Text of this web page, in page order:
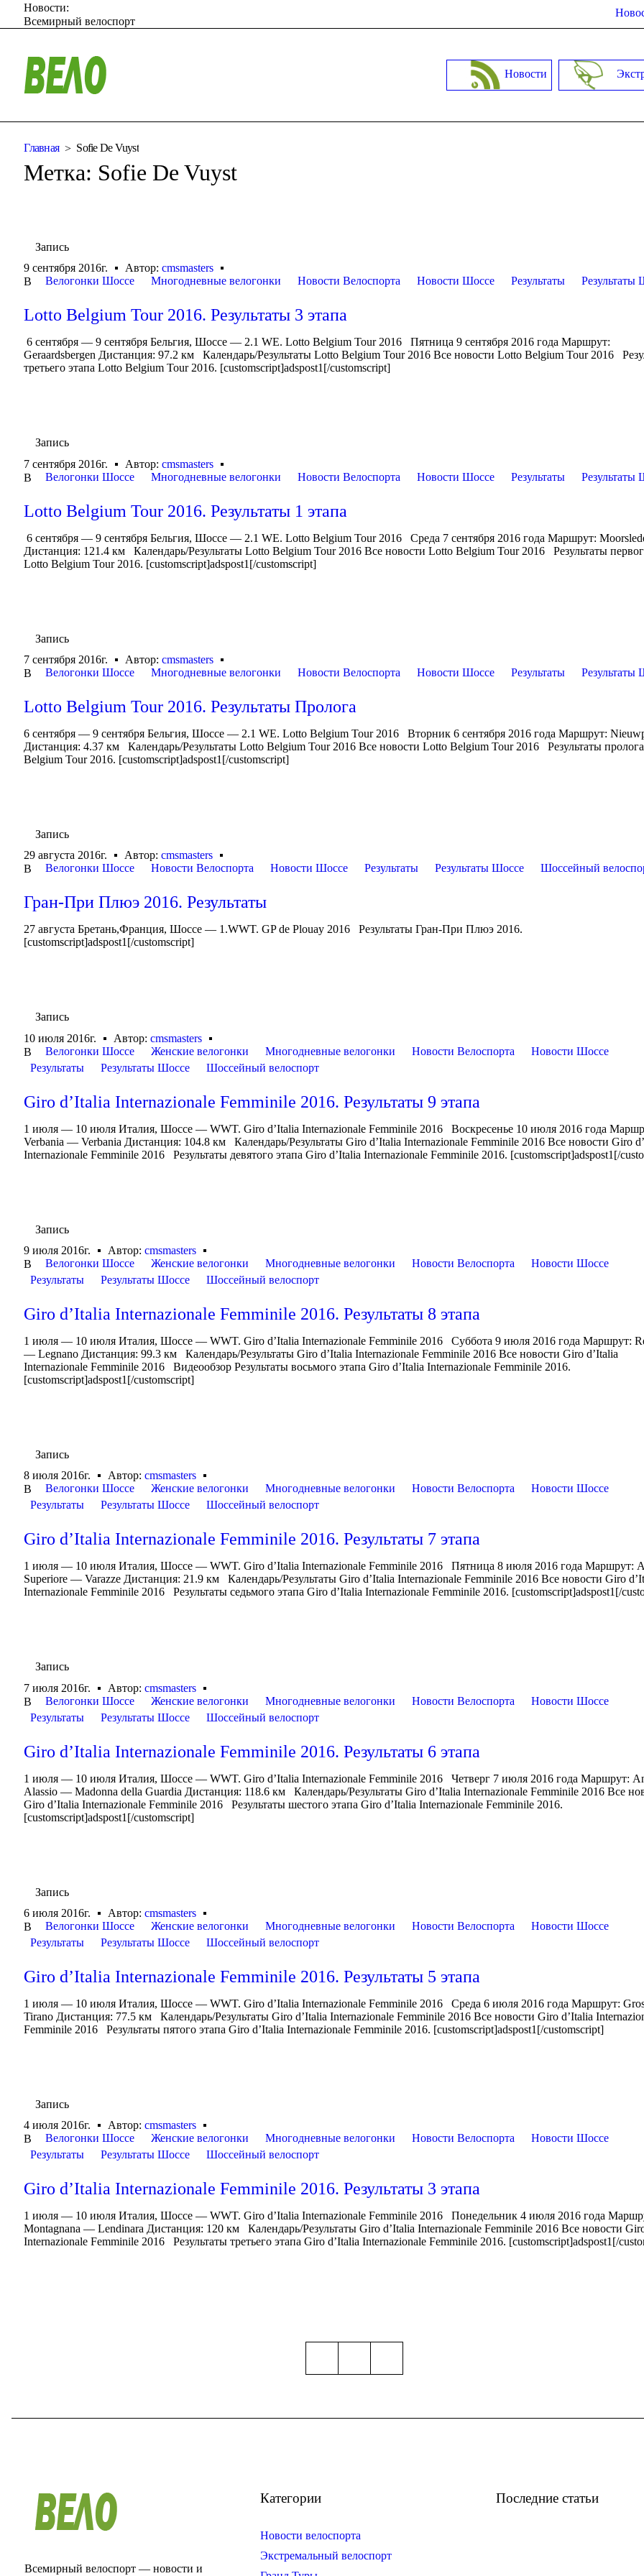
Новости:
Всемирный велоспорт
Новости
Главная Sofie De Vuyst
Метка: Sofie De Vuyst
Запись
9 сентября 2016г.
Автор:cmsmasters
В
Велогонки Шоссе Многодневные велогонки Новости Велоспорта Новости Шоссе Результаты Результаты
Lotto Belgium Tour 2016. Результаты 3 этапа
6 сентября — 9 сентября Бельгия, Шоссе — 2.1 WE. Lotto Belgium Tour 2016 Пятница 9 сентября 2016 года Маршрут:
Geraardsbergen Дистанция: 97.2 км Календарь/Результаты Lotto Belgium Tour 2016 Все новости Lotto Belgium Tour 2016
третьего этапа Lotto Belgium Tour 2016. [customscript]adspost1[/customscript]
Запись
7 сентября 2016г.
Автор:cmsmasters
В
Велогонки Шоссе Многодневные велогонки Новости Велоспорта Новости Шоссе Результаты Результаты
Lotto Belgium Tour 2016. Результаты 1 этапа
6 сентября — 9 сентября Бельгия, Шоссе — 2.1 WE. Lotto Belgium Tour 2016 Среда 7 сентября 2016 года Маршрут:
Дистанция: 121.4 км Календарь/Результаты Lotto Belgium Tour 2016 Все новости Lotto Belgium Tour 2016 Результаты
Lotto Belgium Tour 2016. [customscript]adspost1[/customscript]
Запись
7 сентября 2016г.
Автор:cmsmasters
В
Велогонки Шоссе Многодневные велогонки Новости Велоспорта Новости Шоссе Результаты Результаты
Lotto Belgium Tour 2016. Результаты Пролога
6 сентября — 9 сентября Бельгия, Шоссе — 2.1 WE. Lotto Belgium Tour 2016 Вторник 6 сентября 2016 года Маршрут:
Дистанция: 4.37 км Календарь/Результаты Lotto Belgium Tour 2016 Все новости Lotto Belgium Tour 2016 Результаты
Belgium Tour 2016. [customscript]adspost1[/customscript]
Запись
29 августа 2016г.
Автор:cmsmasters
В
Велогонки Шоссе Новости Велоспорта Новости Шоссе Результаты Результаты Шоссе Шоссейный
Гран-При Плюэ 2016. Результаты
27 августа Бретань,Франция, Шоссе — 1.WWT. GP de Plouay 2016 Результаты Гран-При Плюэ 2016.
[customscript]adspost1[/customscript]
Запись
10 июля 2016г.
Автор:cmsmasters
В
Велогонки Шоссе Женские велогонки Многодневные велогонки Новости Велоспорта
Новости Шоссе
Результаты
Результаты Шоссе Шоссейный велоспорт
Giro d’Italia Internazionale Femminile 2016. Результаты 9 этапа
1 июля — 10 июля Италия, Шоссе — WWT. Giro d’Italia Internazionale Femminile 2016 Воскресенье 10 июля 2016 года
Verbania — Verbania Дистанция: 104.8 км Календарь/Результаты Giro d’Italia Internazionale Femminile 2016 Все новости Giro
Internazionale Femminile 2016 Результаты девятого этапа Giro d’Italia Internazionale Femminile 2016. [customscript]adspost1[/
Запись
9 июля 2016г.
Автор:cmsmasters
В
Велогонки Шоссе Женские велогонки Многодневные велогонки Новости Велоспорта
Новости Шоссе
Результаты
Результаты Шоссе Шоссейный велоспорт
Giro d’Italia Internazionale Femminile 2016. Результаты 8 этапа
1 июля — 10 июля Италия, Шоссе — WWT. Giro d’Italia Internazionale Femminile 2016 Суббота 9 июля 2016 года Маршрут:
— Legnano Дистанция: 99.3 км Календарь/Результаты Giro d’Italia Internazionale Femminile 2016 Все новости Giro d’Italia
Internazionale Femminile 2016 Видеообзор Результаты восьмого этапа Giro d’Italia Internazionale Femminile 2016.
[customscript]adspost1[/customscript]
Запись
8 июля 2016г.
Автор:cmsmasters
В
Велогонки Шоссе Женские велогонки Многодневные велогонки Новости Велоспорта
Новости Шоссе
Результаты
Результаты Шоссе Шоссейный велоспорт
Giro d’Italia Internazionale Femminile 2016. Результаты 7 этапа
1 июля — 10 июля Италия, Шоссе — WWT. Giro d’Italia Internazionale Femminile 2016 Пятница 8 июля 2016 года Маршрут:
Superiore — Varazze Дистанция: 21.9 км Календарь/Результаты Giro d’Italia Internazionale Femminile 2016 Все новости Giro
Internazionale Femminile 2016 Результаты седьмого этапа Giro d’Italia Internazionale Femminile 2016. [customscript]adspost1[/
Запись
7 июля 2016г.
Автор:cmsmasters
В
Велогонки Шоссе Женские велогонки Многодневные велогонки Новости Велоспорта
Новости Шоссе
Результаты
Результаты Шоссе Шоссейный велоспорт
Giro d’Italia Internazionale Femminile 2016. Результаты 6 этапа
1 июля — 10 июля Италия, Шоссе — WWT. Giro d’Italia Internazionale Femminile 2016 Четверг 7 июля 2016 года Маршрут:
Alassio — Madonna della Guardia Дистанция: 118.6 км Календарь/Результаты Giro d’Italia Internazionale Femminile 2016 Все
Giro d’Italia Internazionale Femminile 2016 Результаты шестого этапа Giro d’Italia Internazionale Femminile 2016.
[customscript]adspost1[/customscript]
Запись
6 июля 2016г.
Автор:cmsmasters
В
Велогонки Шоссе Женские велогонки Многодневные велогонки Новости Велоспорта
Новости Шоссе
Результаты
Результаты Шоссе Шоссейный велоспорт
Giro d’Italia Internazionale Femminile 2016. Результаты 5 этапа
1 июля — 10 июля Италия, Шоссе — WWT. Giro d’Italia Internazionale Femminile 2016 Среда 6 июля 2016 года Маршрут:
Tirano Дистанция: 77.5 км Календарь/Результаты Giro d’Italia Internazionale Femminile 2016 Все новости Giro d’Italia
Femminile 2016 Результаты пятого этапа Giro d’Italia Internazionale Femminile 2016. [customscript]adspost1[/customscript]
Запись
4 июля 2016г.
Автор:cmsmasters
В
Велогонки Шоссе Женские велогонки Многодневные велогонки Новости Велоспорта
Новости Шоссе
Результаты
Результаты Шоссе Шоссейный велоспорт
Giro d’Italia Internazionale Femminile 2016. Результаты 3 этапа
1 июля — 10 июля Италия, Шоссе — WWT. Giro d’Italia Internazionale Femminile 2016 Понедельник 4 июля 2016 года
Montagnana — Lendinara Дистанция: 120 км Календарь/Результаты Giro d’Italia Internazionale Femminile 2016 Все новости
Internazionale Femminile 2016 Результаты третьего этапа Giro d’Italia Internazionale Femminile 2016. [customscript]adspost1[/
Всемирный велоспорт — новости и
Категории
Новости велоспорта
Экстремальный велоспорт
Последние статьи